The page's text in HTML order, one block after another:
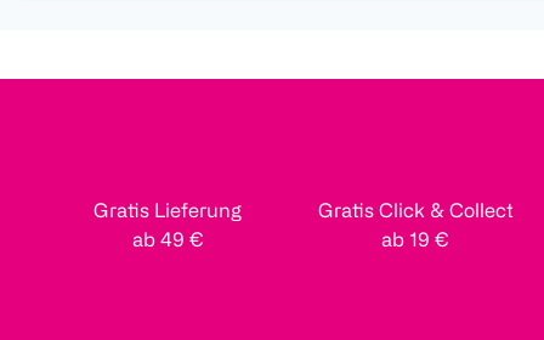
Gratis Lieferung
ab 49 €
Gratis Click & Collect
ab 19 €